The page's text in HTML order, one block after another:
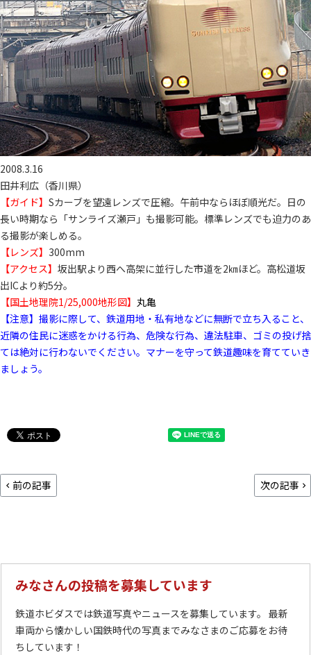
2008.3.16
田井利広（香川県）
【ガイド】 Sカーブを望遠レンズで圧縮。午前中ならほぼ順光だ。日の
長い時期なら「サンライズ瀬戸」も撮影可能。標準レンズでも迫力のあ
る撮影が楽しめる。
【レンズ】 300mm
【アクセス】 坂出駅より西へ高架に並行した市道を2㎞ほど。高松道坂
出ICより約5分。
【国土地理院1/25,000地形図】 丸亀
【注意】撮影に際して、鉄道用地・私有地などに無断で立ち入ること、
近隣の住民に迷惑をかける行為、危険な行為、違法駐車、ゴミの投げ捨
ては絶対に行わないでください。マナーを守って鉄道趣味を育てていき
ましょう。
前の記事 次の記事
みなさんの投稿を募集しています
鉄道ホビダスでは鉄道写真やニュースを募集しています。 最新
車両から懐かしい国鉄時代の写真までみなさまのご応募をお待
ちしています！